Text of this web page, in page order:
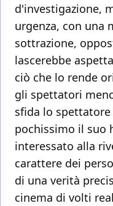
d'investigazione,
urgenza, con una
sottrazione,
lascerebbe
ciò che lo rende
gli spettatori
sfida lo
pochissimo il suo
interessato alla
carattere dei
di una verità
cinema di volti